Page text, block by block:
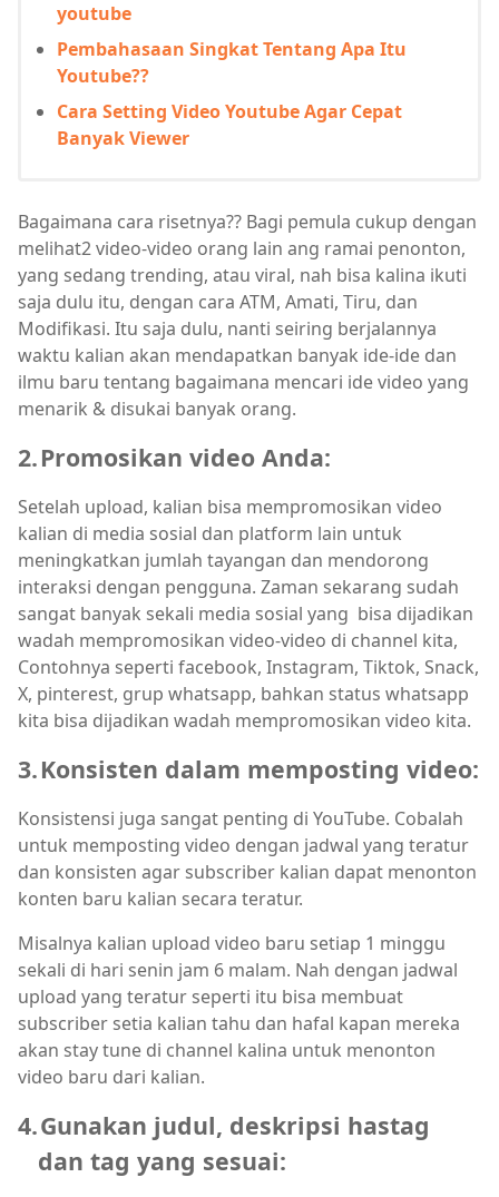
youtube
Pembahasaan Singkat Tentang Apa Itu
Youtube??
Cara Setting Video Youtube Agar Cepat
Banyak Viewer
Bagaimana cara risetnya?? Bagi pemula cukup dengan
melihat2 video-video orang lain ang ramai penonton,
yang sedang trending, atau viral, nah bisa kalina ikuti
saja dulu itu, dengan cara ATM, Amati, Tiru, dan
Modifikasi. Itu saja dulu, nanti seiring berjalannya
waktu kalian akan mendapatkan banyak ide-ide dan
ilmu baru tentang bagaimana mencari ide video yang
menarik & disukai banyak orang.
2.Promosikan video Anda:
Setelah upload, kalian bisa mempromosikan video
kalian di media sosial dan platform lain untuk
meningkatkan jumlah tayangan dan mendorong
interaksi dengan pengguna. Zaman sekarang sudah
sangat banyak sekali media sosial yang bisa dijadikan
wadah mempromosikan video-video di channel kita,
Contohnya seperti facebook, Instagram, Tiktok, Snack,
X, pinterest, grup whatsapp, bahkan status whatsapp
kita bisa dijadikan wadah mempromosikan video kita.
3.Konsisten dalam memposting video:
Konsistensi juga sangat penting di YouTube. Cobalah
untuk memposting video dengan jadwal yang teratur
dan konsisten agar subscriber kalian dapat menonton
konten baru kalian secara teratur.
Misalnya kalian upload video baru setiap 1 minggu
sekali di hari senin jam 6 malam. Nah dengan jadwal
upload yang teratur seperti itu bisa membuat
subscriber setia kalian tahu dan hafal kapan mereka
akan stay tune di channel kalina untuk menonton
video baru dari kalian.
4.Gunakan judul, deskripsi hastag
dan tag yang sesuai: